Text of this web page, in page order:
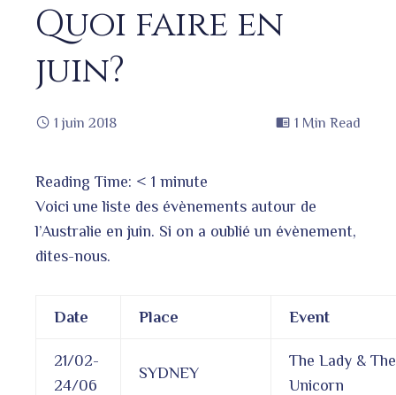
Quoi faire en
juin?
1 juin 2018 1 Min Read
Reading Time: < 1 minute
Voici une liste des évènements autour de
l’Australie en juin. Si on a oublié un évènement,
dites-nous.
Date Place Event
21/02-
24/06
SYDNEY
The Lady & The
Unicorn